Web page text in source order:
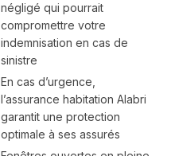
négligé qui pourrait
compromettre votre
indemnisation en cas de
sinistre
En cas d’urgence,
l’assurance habitation Alabri
garantit une protection
optimale à ses assurés